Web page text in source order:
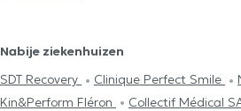
Nabije ziekenhuizen
SDT Recovery
Clinique Perfect Smile
Kin&Perform Fléron
Collectif Médical